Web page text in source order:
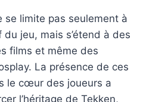
se limite pas seulement à
du jeu, mais s’étend à des
films et même des
La présence de ces
le cœur des joueurs a
l’héritage de Tekken,